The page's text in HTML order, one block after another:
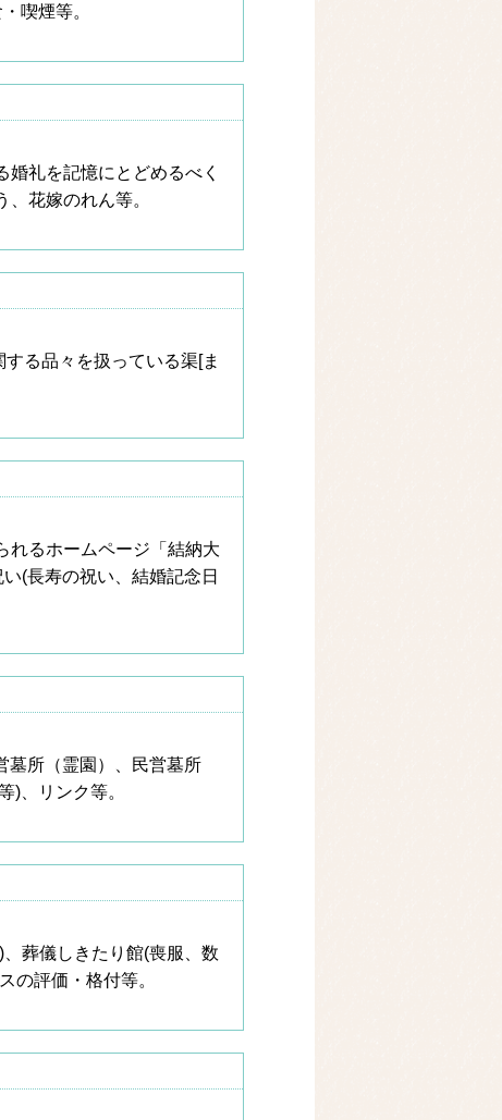
喫煙等。
礼を記憶にとどめるべく
花嫁のれん等。
る品々を扱っている渠[ま
れるホームページ「結納大
(長寿の祝い、結婚記念日
墓所（霊園）、民営墓所
)、リンク等。
葬儀しきたり館(喪服、数
の評価・格付等。